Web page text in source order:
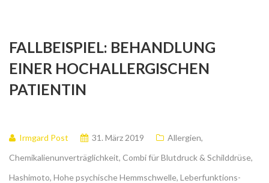
FALLBEISPIEL: BEHANDLUNG
EINER HOCHALLERGISCHEN
PATIENTIN
Irmgard Post 31. März 2019 Allergien,
Chemikalienunverträglichkeit, Combi für Blutdruck & Schilddrüse,
Hashimoto, Hohe psychische Hemmschwelle, Leberfunktions-